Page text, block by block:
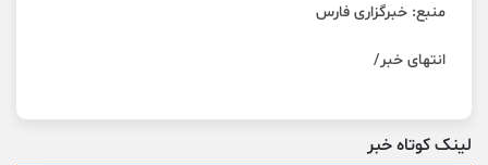
منبع: خبرگزاری فارس
انتهای خبر/
لینک کوتاه خبر